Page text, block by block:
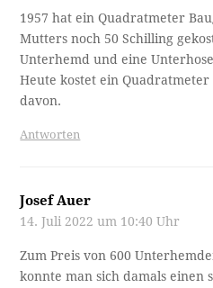
1957 hat ein Quadratmeter
Mutters noch 50 Schilling
Unterhemd und eine
Heute kostet ein
davon.
Antworten
Josef Auer
14. Juli 2022 um 10:40 Uhr
Zum Preis von 600
konnte man sich damals einen